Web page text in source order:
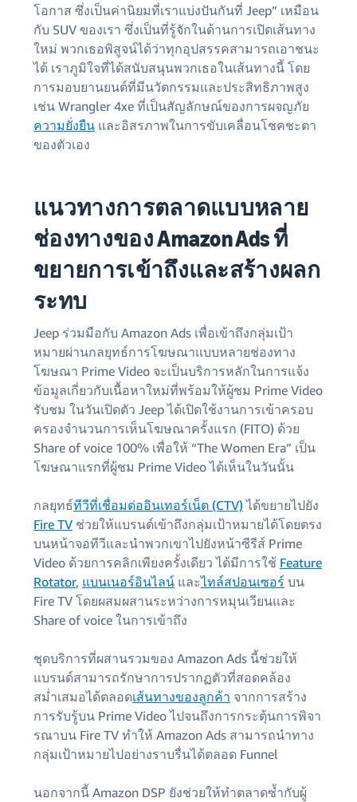
โอกาส ซึ่งเป็นค่านิยมที่เราแบ่งปันกันที่ Jeep” เหมือน
กับ SUV ของเรา ซึ่งเป็นที่รู้จักในด้านการเปิดเส้นทาง
ใหม่ พวกเธอพิสูจน์ได้ว่าทุกอุปสรรคสามารถเอาชนะ
ได้ เราภูมิใจที่ได้สนับสนุนพวกเธอในเส้นทางนี้ โดย
การมอบยานยนต์ที่มีนวัตกรรมและประสิทธิภาพสูง
เช่น Wrangler 4xe ที่เป็นสัญลักษณ์ของการผจญภัย
ความยั่งยืน และอิสรภาพในการขับเคลื่อนโชคชะตา
ของตัวเอง
แนวทางการตลาดแบบหลาย
ช่องทางของ Amazon Ads ที่
ขยายการเข้าถึงและสร้างผลก
ระทบ
Jeep ร่วมมือกับ Amazon Ads เพื่อเข้าถึงกลุ่มเป้า
หมายผ่านกลยุทธ์การโฆษณาแบบหลายช่องทาง
โฆษณา Prime Video จะเป็นบริการหลักในการแจ้ง
ข้อมูลเกี่ยวกับเนื้อหาใหม่ที่พร้อมให้ผู้ชม Prime Video
รับชม ในวันเปิดตัว Jeep ได้เปิดใช้งานการเข้าครอบ
ครองจำนวนการเห็นโฆษณาครั้งแรก (FITO) ด้วย
Share of voice 100% เพื่อให้ “The Women Era” เป็น
โฆษณาแรกที่ผู้ชม Prime Video ได้เห็นในวันนั้น
กลยุทธ์ทีวีที่เชื่อมต่ออินเทอร์เน็ต (CTV) ได้ขยายไปยัง
Fire TV ช่วยให้แบรนด์เข้าถึงกลุ่มเป้าหมายได้โดยตรง
บนหน้าจอทีวีและนำพวกเขาไปยังหน้าซีรีส์ Prime
Video ด้วยการคลิกเพียงครั้งเดียว ได้มีการใช้ Feature
Rotator, แบนเนอร์อินไลน์ และไทล์สปอนเซอร์ บน
Fire TV โดยผสมผสานระหว่างการหมุนเวียนและ
Share of voice ในการเข้าถึง
ชุดบริการที่ผสานรวมของ Amazon Ads นี้ช่วยให้
แบรนด์สามารถรักษาการปรากฏตัวที่สอดคล้อง
สม่ำเสมอได้ตลอดเส้นทางของลูกค้า จากการสร้าง
การรับรู้บน Prime Video ไปจนถึงการกระตุ้นการพิจา
รณาบน Fire TV ทำให้ Amazon Ads สามารถนำทาง
กลุ่มเป้าหมายไปอย่างราบรื่นได้ตลอด Funnel
นอกจากนี้ Amazon DSP ยังช่วยให้ทำตลาดซ้ำกับผู้